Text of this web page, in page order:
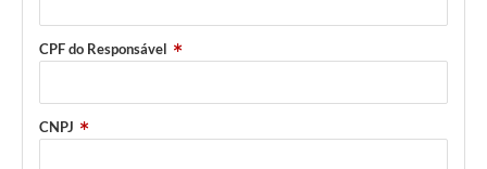
CPF do Responsável
CNPJ